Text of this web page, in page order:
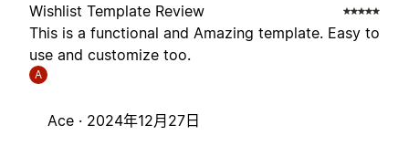
Wishlist Template Review
This is a functional and Amazing template. Easy to
use and customize too.
A
Ace · 2024年12月27日